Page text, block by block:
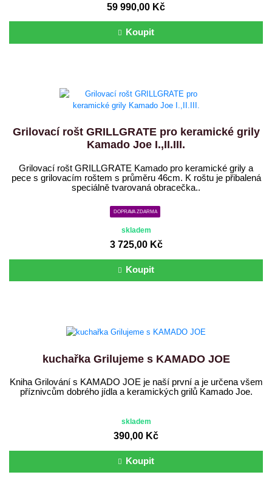
59 990,00 Kč
Koupit
Grilovací rošt GRILLGRATE pro keramické grily
Kamado Joe I.,II.III.
Grilovací rošt GRILLGRATE Kamado pro keramické grily a
pece s grilovacím roštem s průměru 46cm. K roštu je přibalená
speciálně tvarovaná obracečka..
DOPRAVA ZDARMA
skladem
3 725,00 Kč
Koupit
kuchařka Grilujeme s KAMADO JOE
Kniha Grilování s KAMADO JOE je naší první a je určena všem
příznivcům dobrého jídla a keramických grilů Kamado Joe.
skladem
390,00 Kč
Koupit